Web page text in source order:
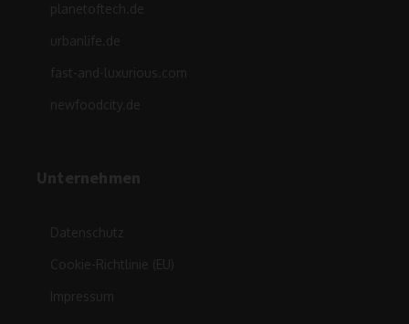
planetoftech.de
urbanlife.de
fast-and-luxurious.com
newfoodcity.de
Unternehmen
Datenschutz
Cookie-Richtlinie (EU)
Impressum